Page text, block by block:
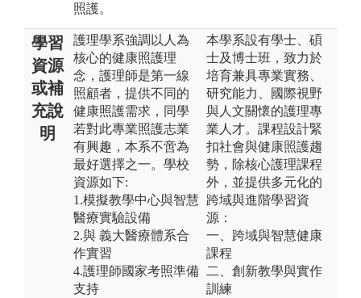
照護。
學習
資源
或補
充說
明
護理學系強調以人為
核心的健康照護理
念，護理師是第一線
照顧者，提供不同的
健康照護需求，同學
若對此專業照護志業
有興趣，本系不啻為
最好選擇之一。學校
資源如下:
1.模擬教學中心與智慧
醫療實驗設備
2.與 義大醫療體系合
作實習
4.護理師國家考照準備
支持
本學系設有學士、碩
士及博士班，致力於
培育兼具專業實務、
研究能力、國際視野
與人文關懷的護理專
業人才。課程設計緊
扣社會與健康照護趨
勢，除核心護理課程
外，並提供多元化的
跨域與進階學習資
源：
一、跨域與智慧健康
課程
二、創新教學與實作
訓練